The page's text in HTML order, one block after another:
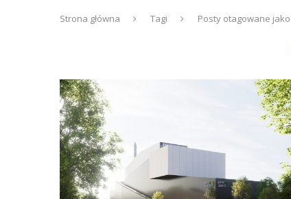
Strona główna Tagi Posty otagowane